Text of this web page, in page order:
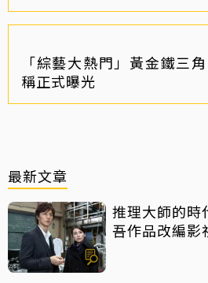
「綜藝大熱門」黃金鐵三
稱正式曝光
最新文章
推理大師的
吾作品改編影